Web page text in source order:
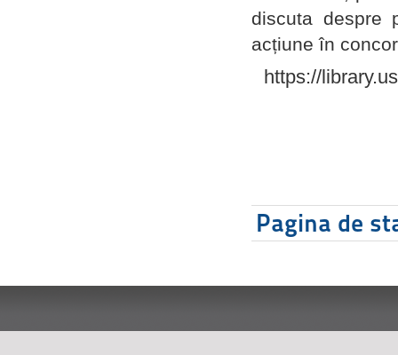
discuta despre
acțiune în
https://
Pagina de